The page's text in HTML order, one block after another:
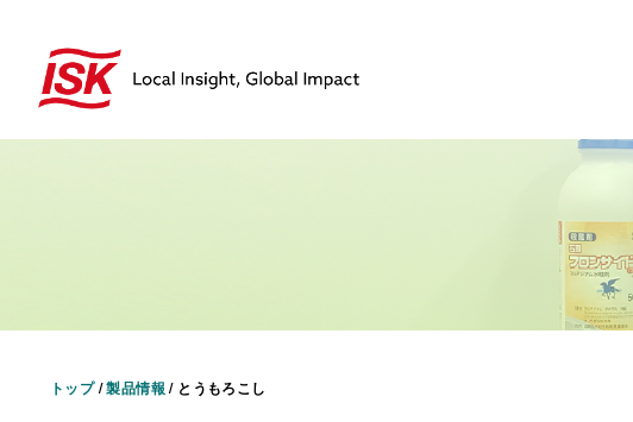
トップ/製品情報 / とうもろこし